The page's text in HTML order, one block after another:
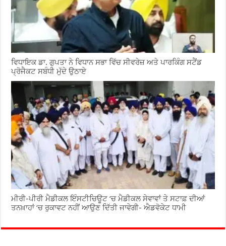
ਵਿਧਾਇਕ ਡਾ. ਗੁਪਤਾ ਨੇ ਵਿਧਾਨ ਸਭਾ ਵਿੱਚ ਸੀਵਰੇਜ਼ ਅਤੇ ਪਾਰਕਿੰਗ ਸਟੈਂਡ
ਪ੍ਰੋਜੈਕਟ ਸਬੰਧੀ ਮੁੱਦੇ ਉਠਾਏ
ਮੀਰੀ-ਪੀਰੀ ਮੈਡੀਕਲ ਇੰਸਟੀਚਿਊਟ ‘ਚ ਮੈਡੀਕਲ ਸੇਵਾਵਾਂ ਤੇ ਸਟਾਫ਼ ਦੀਆਂ
ਤਨਖ਼ਾਹਾਂ ‘ਚ ਰੁਕਾਵਟ ਨਹੀਂ ਆਉਣ ਦਿੱਤੀ ਜਾਵੇਗੀ- ਐਡਵੋਕੇਟ ਧਾਮੀ